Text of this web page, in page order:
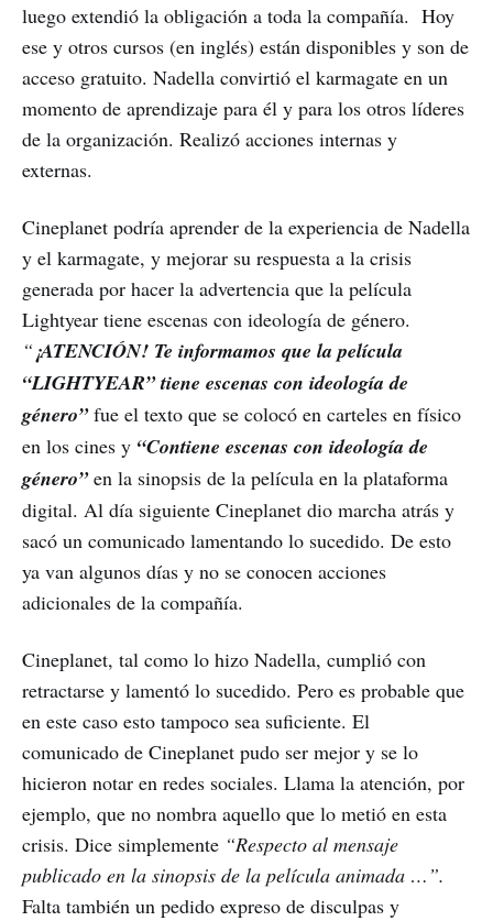
luego extendió la obligación a toda la compañía. Hoy
ese y otros cursos (en inglés) están disponibles y son de
acceso gratuito. Nadella convirtió el karmagate en un
momento de aprendizaje para él y para los otros líderes
de la organización. Realizó acciones internas y
externas.
Cineplanet podría aprender de la experiencia de Nadella
y el karmagate, y mejorar su respuesta a la crisis
generada por hacer la advertencia que la película
Lightyear tiene escenas con ideología de género.
“ ¡ATENCIÓN! Te informamos que la película
“LIGHTYEAR” tiene escenas con ideología de
género” fue el texto que se colocó en carteles en físico
en los cines y “Contiene escenas con ideología de
género”en la sinopsis de la película en la plataforma
digital. Al día siguiente Cineplanet dio marcha atrás y
sacó un comunicado lamentando lo sucedido. De esto
ya van algunos días y no se conocen acciones
adicionales de la compañía.
Cineplanet, tal como lo hizo Nadella, cumplió con
retractarse y lamentó lo sucedido. Pero es probable que
en este caso esto tampoco sea suficiente. El
comunicado de Cineplanet pudo ser mejor y se lo
hicieron notar en redes sociales. Llama la atención, por
ejemplo, que no nombra aquello que lo metió en esta
crisis. Dice simplemente “Respecto al mensaje
publicado en la sinopsis de la película animada …”.
Falta también un pedido expreso de disculpas y